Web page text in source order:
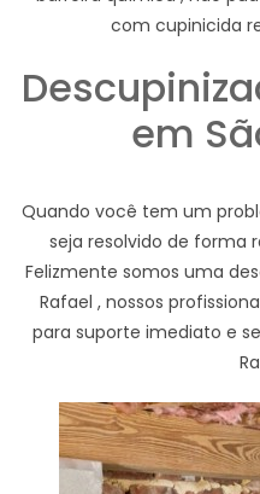
com cupinicida
em
Quando você tem um
seja resolvido de forma
Felizmente somos uma
Rafael , nossos
para suporte imediato e